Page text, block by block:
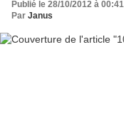
Publié le 28/10/2012 à 00:41
Par Janus